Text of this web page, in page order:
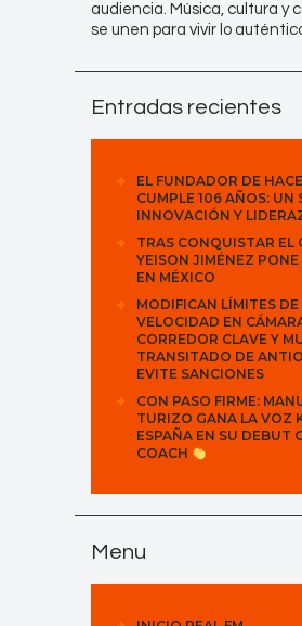
audiencia. Música, cultura y
se unen para vivir lo
Entradas recientes
EL FUNDADOR DE
CUMPLE 106 AÑOS: UN
INNOVACIÓN Y
TRAS CONQUISTAR EL
YEISON JIMÉNEZ PONE
EN MÉXICO
MODIFICAN LÍMITES DE
VELOCIDAD EN
CORREDOR CLAVE Y
TRANSITADO DE
EVITE SANCIONES
CON PASO FIRME:
TURIZO GANA LA VOZ
ESPAÑA EN SU DEBUT
COACH
Menu